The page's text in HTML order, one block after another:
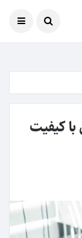
با کیفیت